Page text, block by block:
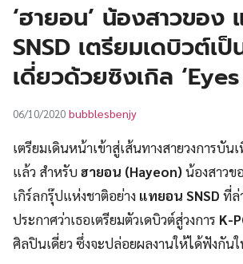
‘ฮายอน’ น้องสาวของ
SNSD เตรียมเดบิวต์เ
เดี่ยวด้วยซิงเกิล
06/10/2020 bubblesbenjy
เตรียมเดินหน้าเข้าสู่เส้นทางสายวงการบัน
แล้ว สำหรับฮายอน (Hayeon)น้องสาวข
เกิร์ลกรุ๊ปแห่งชาติอย่าง แทยอน SNSD ที่ล่
ประกาศว่าเธอเตรียมตัวเดบิวต์สู่วงการ K-
ศิลปินเดี่ยว ซึ่งจะปล่อยผลงานให้ได้ฟังกัน